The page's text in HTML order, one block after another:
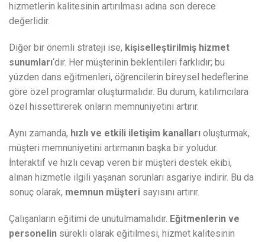
hizmetlerin kalitesinin artırılması adına son derece
değerlidir.
Diğer bir önemli strateji ise, kişiselleştirilmiş hizmet
sunumları‘dır. Her müşterinin beklentileri farklıdır; bu
yüzden dans eğitmenleri, öğrencilerin bireysel hedeflerine
göre özel programlar oluşturmalıdır. Bu durum, katılımcılara
özel hissettirerek onların memnuniyetini artırır.
Aynı zamanda, hızlı ve etkili iletişim kanalları oluşturmak,
müşteri memnuniyetini artırmanın başka bir yoludur.
İnteraktif ve hızlı cevap veren bir müşteri destek ekibi,
alınan hizmetle ilgili yaşanan sorunları asgariye indirir. Bu da
sonuç olarak, memnun müşteri sayısını artırır.
Çalışanların eğitimi de unutulmamalıdır. Eğitmenlerin ve
personelin sürekli olarak eğitilmesi, hizmet kalitesinin